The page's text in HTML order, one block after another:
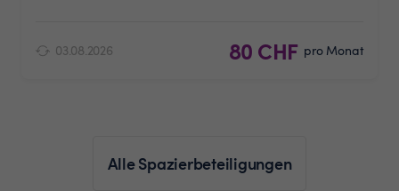
03.08.2026 80 CHF pro Monat
Alle Spazierbeteiligungen